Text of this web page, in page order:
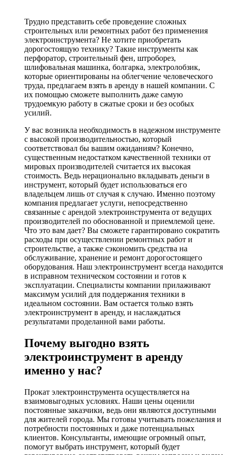
Трудно представить себе проведение сложных
строительных или ремонтных работ без применения
электроинструмента? Не хотите приобретать
дорогостоящую технику? Такие инструменты как
перфоратор, строительный фен, штроборез,
шлифовальная машинка, болгарка, электролобзик,
которые ориентированы на облегчение человеческого
труда, предлагаем взять в аренду в нашей компании. С
их помощью сможете выполнить даже самую
трудоемкую работу в сжатые сроки и без особых
усилий.
У вас возникла необходимость в надежном инструменте
с высокой производительностью, который
соответствовал бы вашим ожиданиям? Конечно,
существенным недостатком качественной техники от
мировых производителей считается их высокая
стоимость. Ведь нерационально вкладывать деньги в
инструмент, который будет использоваться его
владельцем лишь от случая к случаю. Именно поэтому
компания предлагает услуги, непосредственно
связанные с арендой электроинструмента от ведущих
производителей по обоснованной и приемлемой цене.
Что это вам дает? Вы сможете гарантировано сократить
расходы при осуществлении ремонтных работ и
строительстве, а также сэкономить средства на
обслуживание, хранение и ремонт дорогостоящего
оборудования. Наш электроинструмент всегда находится
в исправном техническом состоянии и готов к
эксплуатации. Специалисты компании прилаживают
максимум усилий для поддержания техники в
идеальном состоянии. Вам остается только взять
электроинструмент в аренду, и наслаждаться
результатами проделанной вами работы.
Почему выгодно взять
электроинструмент в аренду
именно у нас?
Прокат электроинструмента осуществляется на
взаимовыгодных условиях. Наши цены оценили
постоянные заказчики, ведь они являются доступными
для жителей города. Мы готовы учитывать пожелания и
потребности постоянных и даже потенциальных
клиентов. Консультанты, имеющие огромный опыт,
помогут выбрать инструмент, который будет